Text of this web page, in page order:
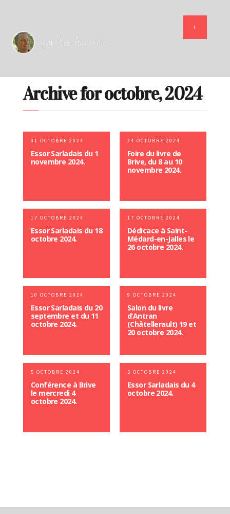
Archive for octobre, 2024
31 OCTOBRE 2024
Essor Sarladais du 1
novembre 2024.
24 OCTOBRE 2024
Foire du livre de
Brive, du 8 au 10
novembre 2024.
17 OCTOBRE 2024
Essor Sarladais du 18
octobre 2024.
17 OCTOBRE 2024
Dédicace à Saint-
Médard-en-Jalles le
26 octobre 2024.
10 OCTOBRE 2024
Essor Sarladais du 20
septembre et du 11
octobre 2024.
9 OCTOBRE 2024
Salon du livre
d’Antran
(Châtellerault) 19 et
20 octobre 2024.
5 OCTOBRE 2024
Conférence à Brive
le mercredi 4
octobre 2024.
5 OCTOBRE 2024
Essor Sarladais du 4
octobre 2024.